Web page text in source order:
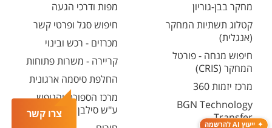
צרו קשר
ייעוץ AI להרשמה
מחקר בבן-גוריון
קטלוג תשתיות המחקר
(אנגלית)
חיפוש מנחה - פורטל
המחקר (CRIS)
מרכז יזמות 360
BGN Technology
Transfer
מפות ודרכי הגעה
חיפוש סגל ופרטי קשר
מכרזים - רכש ובינוי
קריירה - משרות פתוחות
החלפת סיסמה ארגונית
מרכז הספורט והנופש
ע"ש סילבן אדמס